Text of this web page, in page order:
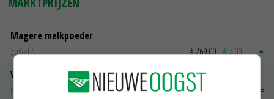
Magere melkpoeder
Zuivel NL
€ 269,00 € 7,00
Vleeskuikens 2001-2600 gr
Barneveld
€ 1,09